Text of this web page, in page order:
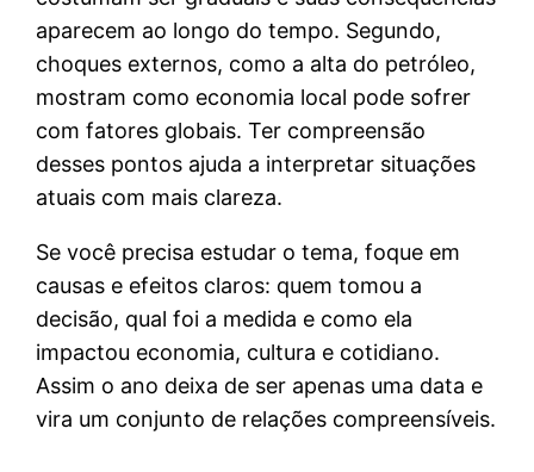
aparecem ao longo do tempo. Segundo,
choques externos, como a alta do petróleo,
mostram como economia local pode sofrer
com fatores globais. Ter compreensão
desses pontos ajuda a interpretar situações
atuais com mais clareza.
Se você precisa estudar o tema, foque em
causas e efeitos claros: quem tomou a
decisão, qual foi a medida e como ela
impactou economia, cultura e cotidiano.
Assim o ano deixa de ser apenas uma data e
vira um conjunto de relações compreensíveis.